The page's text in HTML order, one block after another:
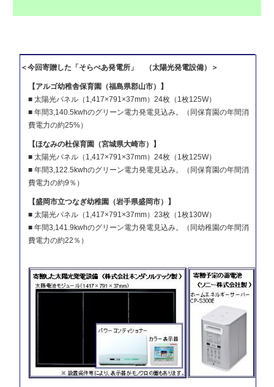
＜今回寄贈した「そらべあ発電所」 （太陽光発電設備）＞
【アルゴ幼稚舎保育園（福島県郡山市）】
■ 太陽光パネル（1,417×791×37mm）24枚（1枚125W）
■ 年間3,140.5kwhのグリーン電力発電見込み。（同保育園の年間消
費電力の約25%）
【ほなみの杜保育園（宮城県大崎市）】
■ 太陽光パネル（1,417×791×37mm）24枚（1枚125W）
■ 年間3,122.5kwhのグリーン電力発電見込み。（同保育園の年間消
費電力の約9％）
【盛岡市立つなぎ幼稚園（岩手県盛岡市）】
■ 太陽光パネル（1,417×791×37mm）23枚（1枚130W）
■ 年間3,141.9kwhのグリーン電力発電見込み。（同幼稚園の年間消
費電力の約22％）